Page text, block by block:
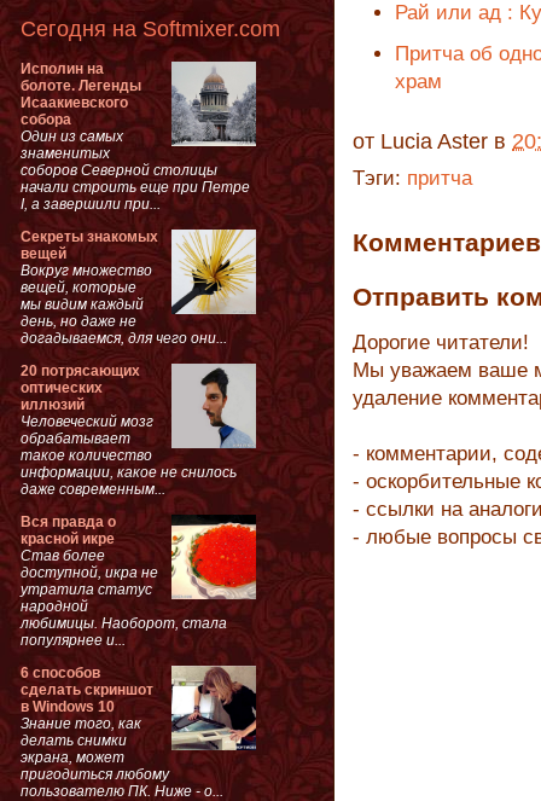
Рай или ад :
Притча об
храм
от Lucia Aster в
Тэги: притча
Отправить
Дорогие читатели!
Мы уважаем ваше
удаление
- комментарии,
- оскорбительные
- ссылки на
- любые вопросы
Сегодня на Softmixer.com
Исполин на
болоте. Легенды
Исаакиевского
собора
Один из самых
знаменитых
соборов Северной столицы
начали строить еще при Петре
I, а завершили при...
Секреты знакомых
вещей
Вокруг множество
вещей, которые
мы видим каждый
день, но даже не
догадываемся, для чего они...
20 потрясающих
оптических
иллюзий
Человеческий мозг
обрабатывает
такое количество
информации, какое не снилось
даже современным...
Вся правда о
красной икре
Став более
доступной, икра не
утратила статус
народной
любимицы. Наоборот, стала
популярнее и...
6 способов
сделать скриншот
в Windows 10
Знание того, как
делать снимки
экрана, может
пригодиться любому
пользователю ПК. Ниже - о...